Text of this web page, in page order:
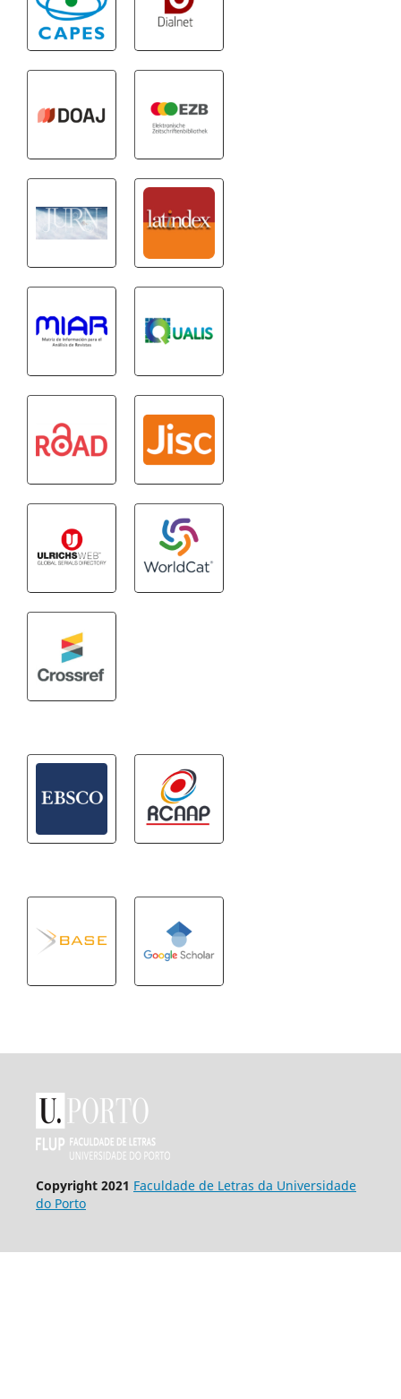
Copyright 2021 Faculdade de Letras da Universidade
do Porto